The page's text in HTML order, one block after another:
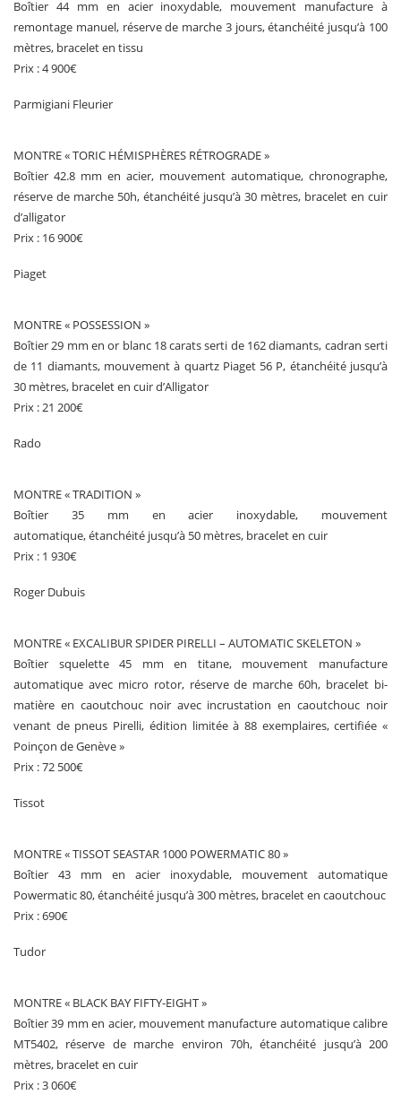
Boîtier 44 mm en acier inoxydable, mouvement manufacture à
remontage manuel, réserve de marche 3 jours, étanchéité jusqu’à 100
mètres, bracelet en tissu
Prix : 4 900€
Parmigiani Fleurier
MONTRE « TORIC HÉMISPHÈRES RÉTROGRADE »
Boîtier 42.8 mm en acier, mouvement automatique, chronographe,
réserve de marche 50h, étanchéité jusqu’à 30 mètres, bracelet en cuir
d’alligator
Prix : 16 900€
Piaget
MONTRE « POSSESSION »
Boîtier 29 mm en or blanc 18 carats serti de 162 diamants, cadran serti
de 11 diamants, mouvement à quartz Piaget 56 P, étanchéité jusqu’à
30 mètres, bracelet en cuir d’Alligator
Prix : 21 200€
Rado
MONTRE « TRADITION »
Boîtier 35 mm en acier inoxydable, mouvement
automatique, étanchéité jusqu’à 50 mètres, bracelet en cuir
Prix : 1 930€
Roger Dubuis
MONTRE « EXCALIBUR SPIDER PIRELLI – AUTOMATIC SKELETON »
Boîtier squelette 45 mm en titane, mouvement manufacture
automatique avec micro rotor, réserve de marche 60h, bracelet bi-
matière en caoutchouc noir avec incrustation en caoutchouc noir
venant de pneus Pirelli, édition limitée à 88 exemplaires, certifiée «
Poinçon de Genève »
Prix : 72 500€
Tissot
MONTRE « TISSOT SEASTAR 1000 POWERMATIC 80 »
Boîtier 43 mm en acier inoxydable, mouvement automatique
Powermatic 80, étanchéité jusqu’à 300 mètres, bracelet en caoutchouc
Prix : 690€
Tudor
MONTRE « BLACK BAY FIFTY-EIGHT »
Boîtier 39 mm en acier, mouvement manufacture automatique calibre
MT5402, réserve de marche environ 70h, étanchéité jusqu’à 200
mètres, bracelet en cuir
Prix : 3 060€